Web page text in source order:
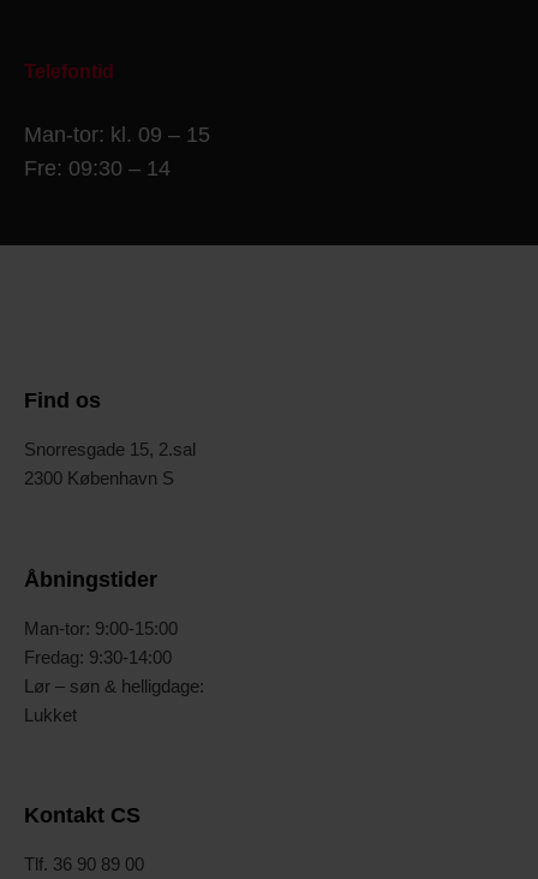
Telefontid
Man-tor: kl. 09 – 15
Fre: 09:30 – 14
Find os
Snorresgade 15, 2.sal
2300 København S
Åbningstider
Man-tor: 9:00-15:00
Fredag: 9:30-14:00
Lør – søn & helligdage:
Lukket
Kontakt CS
Tlf. 36 90 89 00